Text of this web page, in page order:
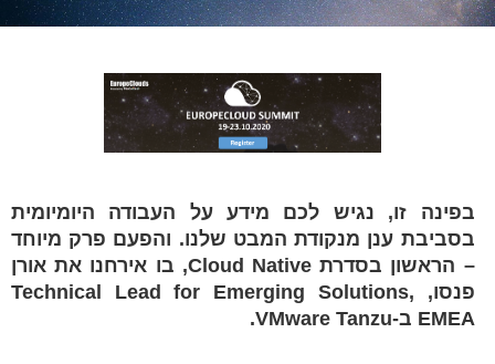
בפינה זו, נגיש לכם מידע על העבודה היומיומית
בסביבת ענן מנקודת המבט שלנו. והפעם פרק מיוחד
– הראשון בסדרת Cloud Native, בו אירחנו את אורן
פנסו, Technical Lead for Emerging Solutions,
EMEA ב-VMware Tanzu.